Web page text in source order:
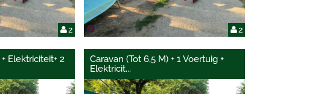
2 2
Elektriciteit+ 2
Caravan (Tot 6,5 M) + 1 Voertuig +
Elektricit...